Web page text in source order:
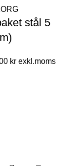
stål 5
kr